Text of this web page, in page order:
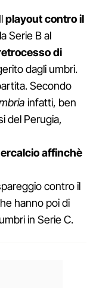
playout contro il
Serie B al
di
dagli umbri.
Secondo
infatti, ben
del Perugia,
affinchè
contro il
hanno poi di
in Serie C.